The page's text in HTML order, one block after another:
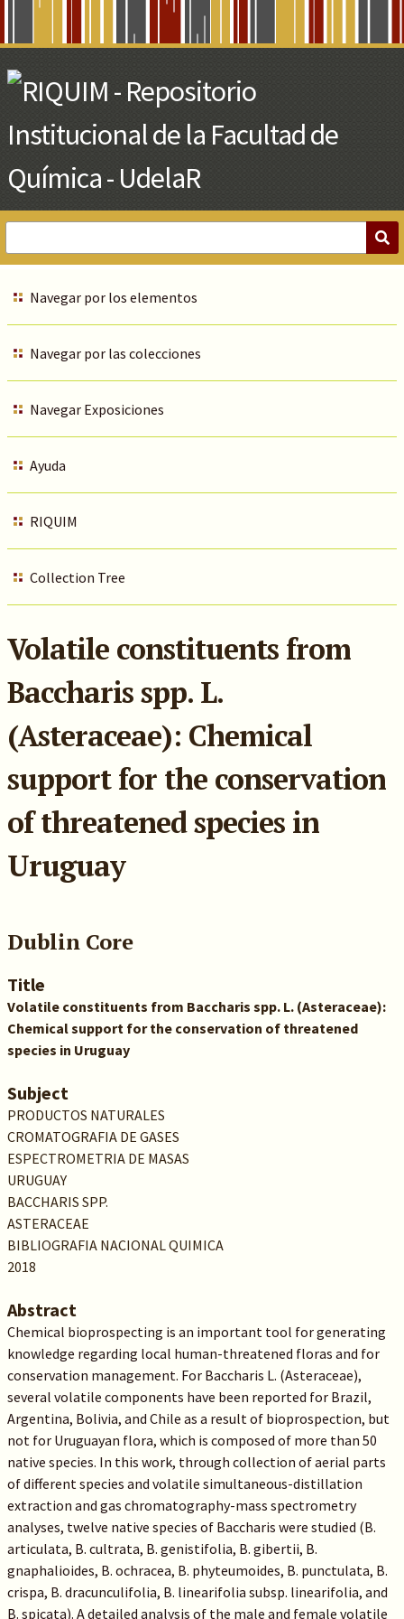
Main
Content
Navegar por los elementos
Navegar por las colecciones
Navegar Exposiciones
Ayuda
RIQUIM
Collection Tree
Volatile constituents from
Baccharis spp. L.
(Asteraceae): Chemical
support for the conservation
of threatened species in
Uruguay
Dublin Core
Title
Volatile constituents from Baccharis spp. L. (Asteraceae):
Chemical support for the conservation of threatened
species in Uruguay
Subject
PRODUCTOS NATURALES
CROMATOGRAFIA DE GASES
ESPECTROMETRIA DE MASAS
URUGUAY
BACCHARIS SPP.
ASTERACEAE
BIBLIOGRAFIA NACIONAL QUIMICA
2018
Abstract
Chemical bioprospecting is an important tool for generating
knowledge regarding local human-threatened floras and for
conservation management. For Baccharis L. (Asteraceae),
several volatile components have been reported for Brazil,
Argentina, Bolivia, and Chile as a result of bioprospection, but
not for Uruguayan flora, which is composed of more than 50
native species. In this work, through collection of aerial parts
of different species and volatile simultaneous-distillation
extraction and gas chromatography-mass spectrometry
analyses, twelve native species of Baccharis were studied (B.
articulata, B. cultrata, B. genistifolia, B. gibertii, B.
gnaphalioides, B. ochracea, B. phyteumoides, B. punctulata, B.
crispa, B. dracunculifolia, B. linearifolia subsp. linearifolia, and
B. spicata). A detailed analysis of the male and female volatile